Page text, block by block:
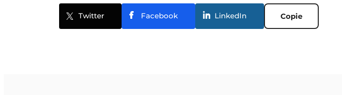
Twitter Facebook LinkedIn Copie